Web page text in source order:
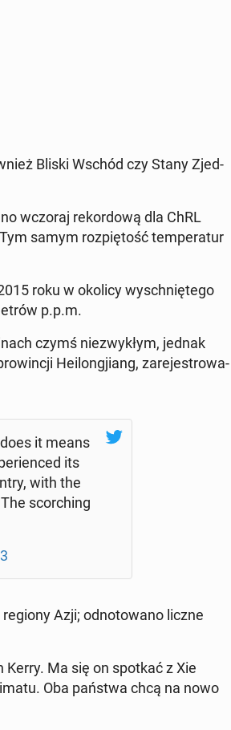
Bliski Wschód czy Stany Zjed­
wczoraj re­kor­do­wą dla ChRL
samym roz­pię­tość tem­pe­ra­tur
roku w okolicy wy­schnię­te­go
p.p.m.
czymś nie­zwy­kłym, jednak
He­ilon­gjiang, za­re­je­stro­wa­
it means
its
with the
scor­ching
Azji; od­no­to­wa­no liczne
Kerry. Ma się on spotkać z Xie
Oba państwa chcą na nowo